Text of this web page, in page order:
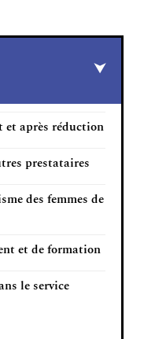
et après réduction
prestataires
des femmes de
et de formation
le service